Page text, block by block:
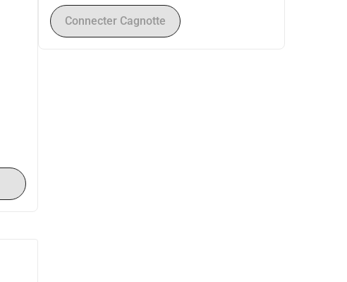
Connecter Cagnotte